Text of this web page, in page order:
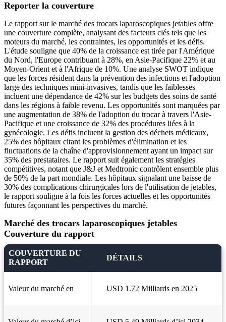
Reporter la couverture
Le rapport sur le marché des trocars laparoscopiques jetables offre
une couverture complète, analysant des facteurs clés tels que les
moteurs du marché, les contraintes, les opportunités et les défis.
L'étude souligne que 40% de la croissance est tirée par l'Amérique
du Nord, l'Europe contribuant à 28%, en Asie-Pacifique 22% et au
Moyen-Orient et à l'Afrique de 10%. Une analyse SWOT indique
que les forces résident dans la prévention des infections et l'adoption
large des techniques mini-invasives, tandis que les faiblesses
incluent une dépendance de 42% sur les budgets des soins de santé
dans les régions à faible revenu. Les opportunités sont marquées par
une augmentation de 38% de l'adoption du trocar à travers l'Asie-
Pacifique et une croissance de 32% des procédures liées à la
gynécologie. Les défis incluent la gestion des déchets médicaux,
25% des hôpitaux citant les problèmes d'élimination et les
fluctuations de la chaîne d'approvisionnement ayant un impact sur
35% des prestataires. Le rapport suit également les stratégies
compétitives, notant que J&J et Medtronic contrôlent ensemble plus
de 50% de la part mondiale. Les hôpitaux signalant une baisse de
30% des complications chirurgicales lors de l'utilisation de jetables,
le rapport souligne à la fois les forces actuelles et les opportunités
futures façonnant les perspectives du marché.
Marché des trocars laparoscopiques jetables
Couverture du rapport
COUVERTURE DU
RAPPORT
DÉTAILS
Valeur du marché en USD 1.72 Milliards en 2025